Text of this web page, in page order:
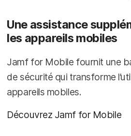
Une assistance
les appareils mobiles
Jamf for Mobile fournit une
de sécurité qui transforme
appareils mobiles.
Découvrez Jamf for Mobile